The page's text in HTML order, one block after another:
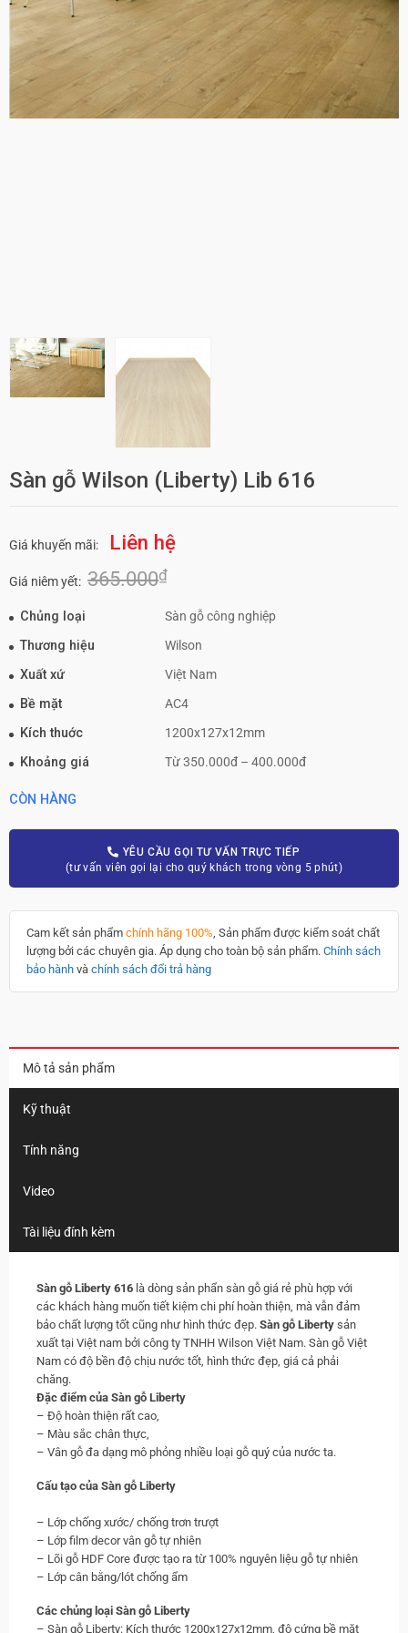
Sàn gỗ Wilson (Liberty) Lib 616
Giá khuyến mãi: Liên hệ
Giá niêm yết: 365.000₫
Chủng loại
Sàn gỗ công nghiệp
Thương hiệu
Wilson
Xuất xứ
Việt Nam
Bề mặt
AC4
Kích thuớc
1200x127x12mm
Khoảng giá
Từ 350.000đ – 400.000đ
CÒN HÀNG
YÊU CẦU GỌI TƯ VẤN TRỰC TIẾP
(tư vấn viên gọi lại cho quý khách trong vòng 5 phút)
Cam kết sản phẩm chính hãng 100%, Sản phẩm được kiểm soát chất
lượng bởi các chuyên gia. Áp dụng cho toàn bộ sản phẩm. Chính sách
bảo hành và chính sách đổi trả hàng
Mô tả sản phẩm
Kỹ thuật
Tính năng
Video
Tài liệu đính kèm
Sàn gỗ Liberty 616 là dòng sản phẩn sàn gỗ giá rẻ phù hợp với
các khách hàng muốn tiết kiệm chi phí hoàn thiện, mà vẫn đảm
bảo chất lượng tốt cũng như hình thức đẹp. Sàn gỗ Liberty sản
xuất tại Việt nam bởi công ty TNHH Wilson Việt Nam. Sàn gỗ Việt
Nam có độ bền độ chịu nước tốt, hình thức đẹp, giá cả phải
chăng.
Đặc điểm của Sàn gỗ Liberty
– Độ hoàn thiện rất cao,
– Màu sắc chân thực,
– Vân gỗ đa dạng mô phỏng nhiều loại gỗ quý của nước ta.
Cấu tạo của Sàn gỗ Liberty
– Lớp chống xước/ chống trơn trượt
– Lớp film decor vân gỗ tự nhiên
– Lõi gỗ HDF Core được tạo ra từ 100% nguyên liệu gỗ tự nhiên
– Lớp cân bằng/lót chống ẩm
Các chủng loại Sàn gỗ Liberty
– Sàn gỗ Liberty: Kích thước 1200x127x12mm, độ cứng bề mặt